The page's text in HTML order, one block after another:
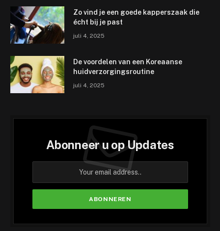
Zo vind je een goede kapperszaak die
écht bij je past
juli 4, 2025
De voordelen van een Koreaanse
huidverzorgingsroutine
juli 4, 2025
Abonneer u op Updates